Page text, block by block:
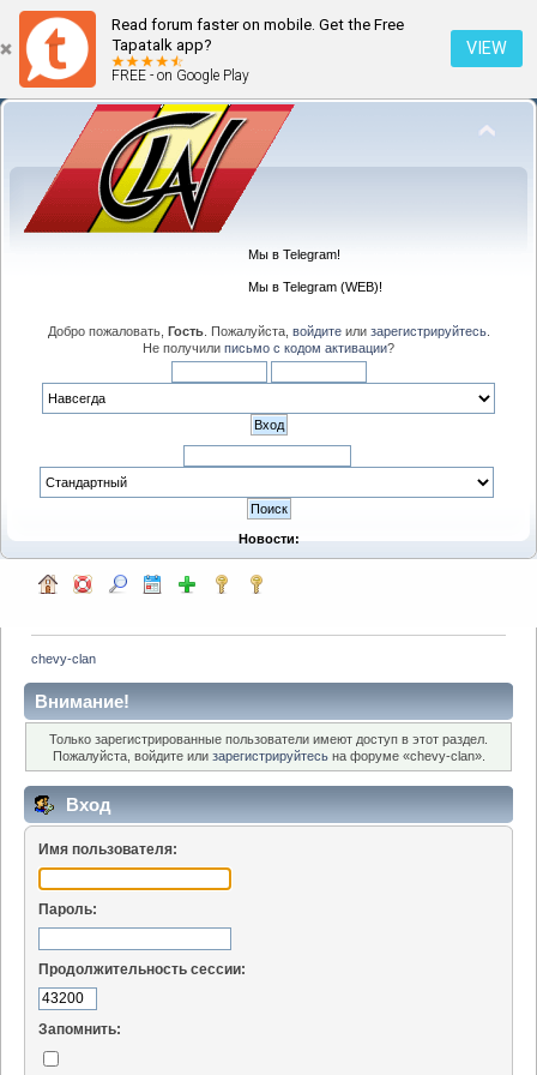
Read forum faster on mobile. Get the Free
Tapatalk app?
FREE - on Google Play
VIEW
Мы в Telegram!
Мы в Telegram (WEB)!
Добро пожаловать, Гость. Пожалуйста, войдитеили зарегистрируйтесь.
Не получили письмо с кодом активации?
Новости:
chevy-clan
Внимание!
Только зарегистрированные пользователи имеют доступ в этот раздел.
Пожалуйста, войдите или зарегистрируйтесьна форуме «chevy-clan».
Вход
Имя пользователя:
Пароль:
Продолжительность сессии:
Запомнить: